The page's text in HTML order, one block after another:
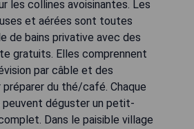
les collines avoisinantes. Les
et aérées sont toutes
de bains privative avec des
gratuits. Elles comprennent
par câble et des
du thé/café. Chaque
déguster un petit-
Dans le paisible village